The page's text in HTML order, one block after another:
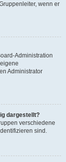
wenn er
Administration
Administrator
dargestellt?
verschiedene
sind.